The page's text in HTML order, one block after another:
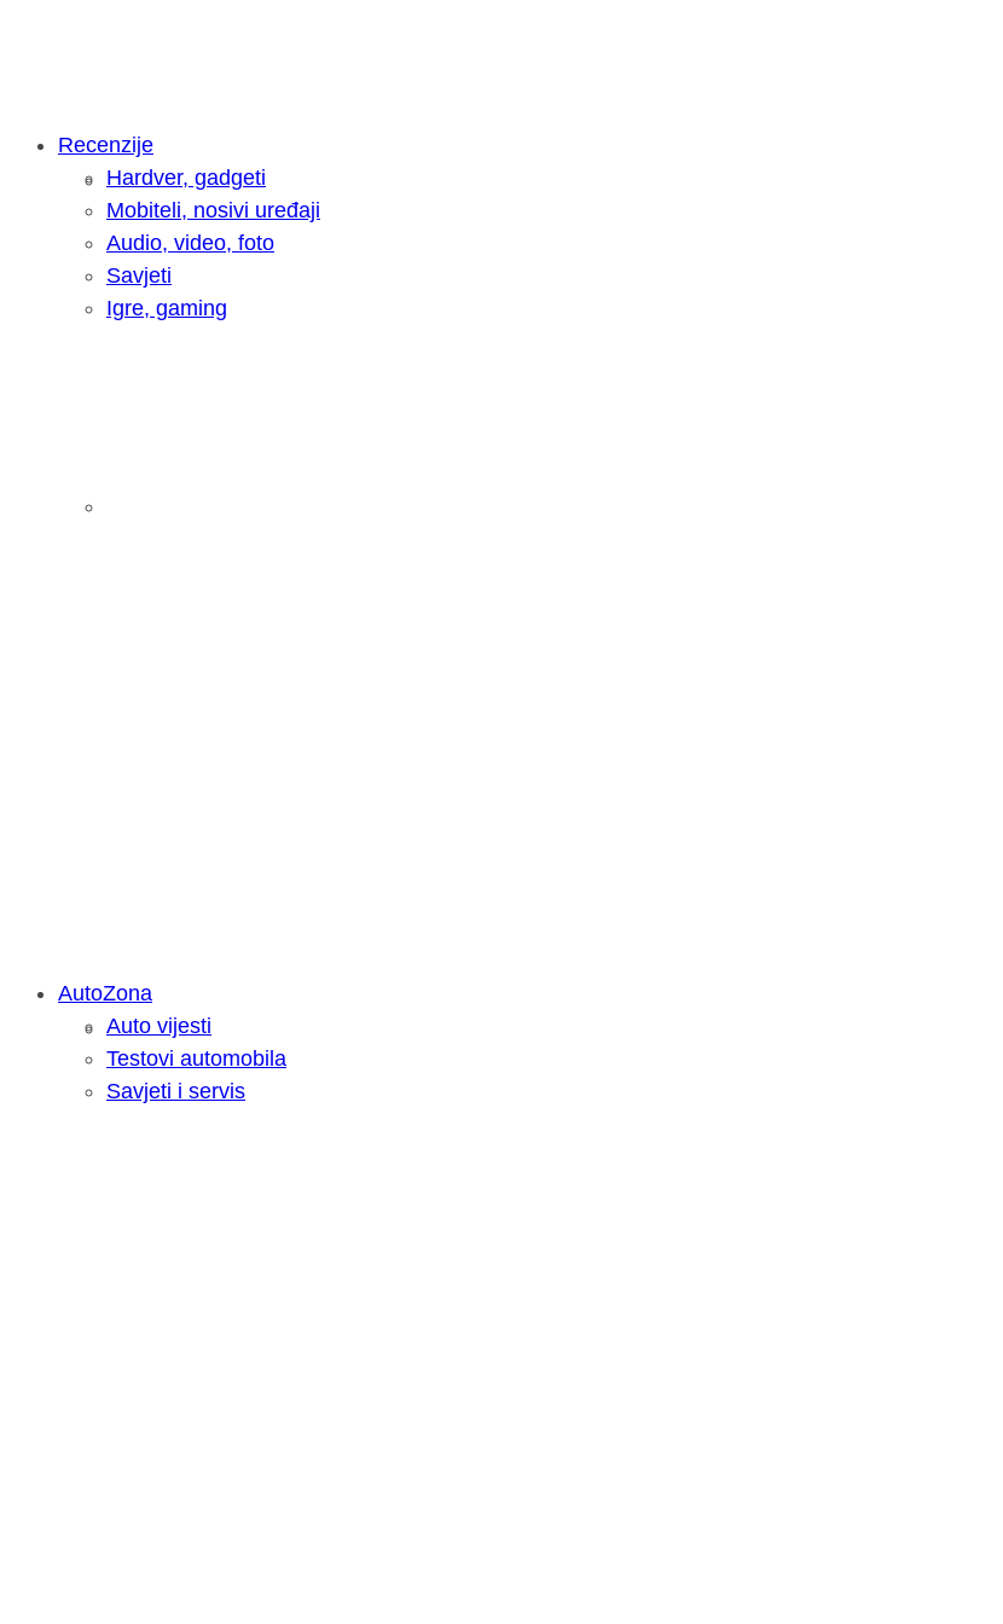
Intervju: Goran Jović, fotograf - Hrvatska kakvu svijet tek otkriva
Recenzije
Hardver, gadgeti
Mobiteli, nosivi uređaji
Audio, video, foto
Savjeti
Igre, gaming
Savjetujemo: Što učiniti kada vaš iPad treba servis? Alpha servis nudi rješenja
AutoZona
Auto vijesti
Testovi automobila
Savjeti i servis